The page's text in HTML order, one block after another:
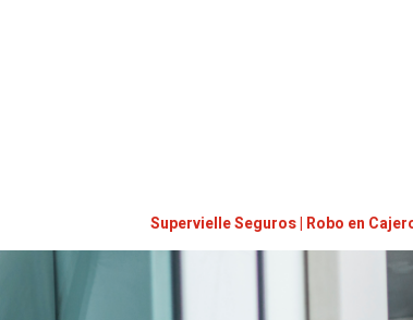
Supervielle Seguros | Robo en